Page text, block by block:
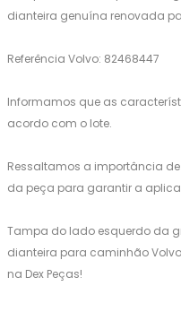
dianteira genuína renovada
Referência Volvo: 82468447
Informamos que as
acordo com o lote.
Ressaltamos a importância
da peça para garantir a
Tampa do lado esquerdo da
dianteira para caminhão
na Dex Peças!